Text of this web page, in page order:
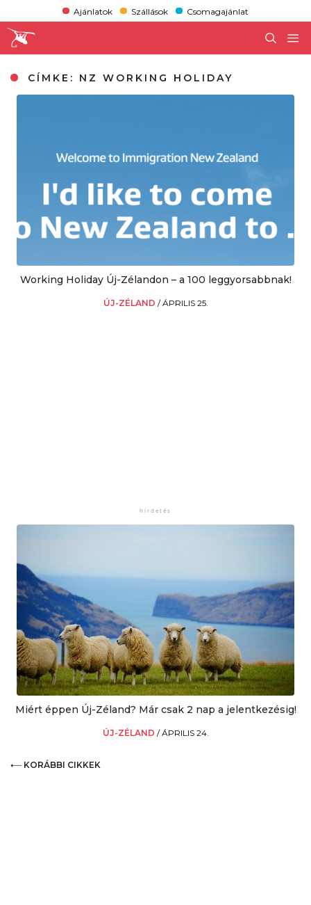
Ajánlatok Szállások Csomagajánlat
CÍMKE: NZ WORKING HOLIDAY
Working Holiday Új-Zélandon – a 100 leggyorsabbnak!
ÚJ-ZÉLAND /ÁPRILIS 25.
Miért éppen Új-Zéland? Már csak 2 nap a jelentkezésig!
ÚJ-ZÉLAND /ÁPRILIS 24.
KORÁBBI CIKKEK